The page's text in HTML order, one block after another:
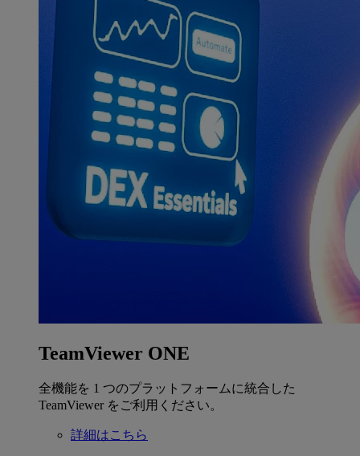
TeamViewer ONE
全機能を 1 つのプラットフォームに統合した
TeamViewer をご利用ください。
詳細はこちら